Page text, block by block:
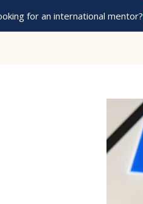
for an international mentor?